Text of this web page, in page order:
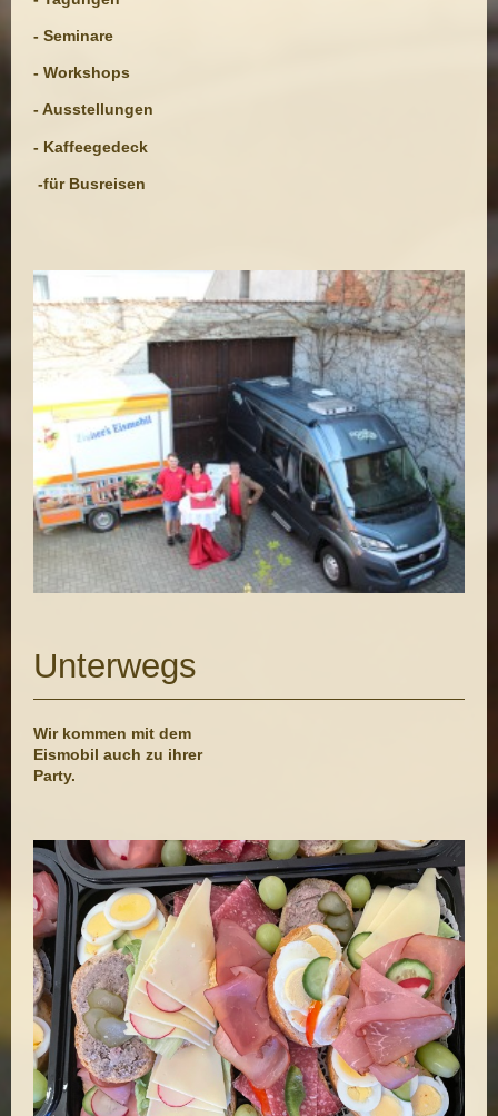
- Seminare
- Workshops
- Ausstellungen
- Kaffeegedeck
-für Busreisen
Unterwegs
Wir kommen mit dem
Eismobil auch zu ihrer
Party.